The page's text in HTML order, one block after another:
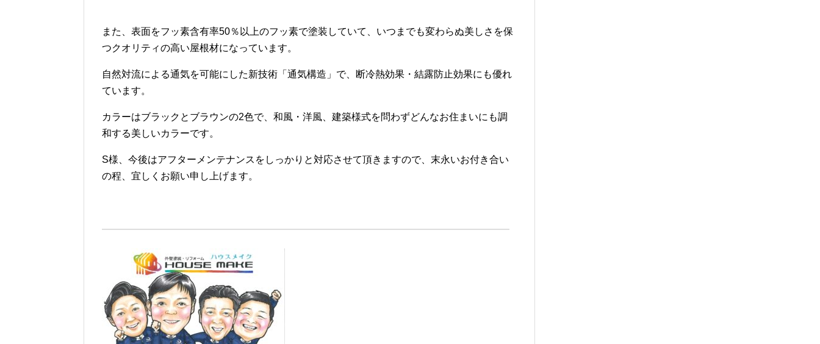
また、表面をフッ素含有率50％以上のフッ素で塗装していて、いつまでも変わらぬ美しさを保
つクオリティの高い屋根材になっています。
自然対流による通気を可能にした新技術「通気構造」で、断冷熱効果・結露防止効果にも優れ
ています。
カラーはブラックとブラウンの2色で、和風・洋風、建築様式を問わずどんなお住まいにも調
和する美しいカラーです。
S様、今後はアフターメンテナンスをしっかりと対応させて頂きますので、末永いお付き合い
の程、宜しくお願い申し上げます。